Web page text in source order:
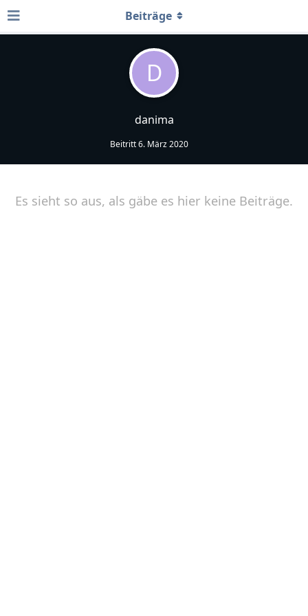
D
danima
Beitritt6. März 2020
Beiträge
Es sieht so aus, als gäbe es hier keine Beiträge.